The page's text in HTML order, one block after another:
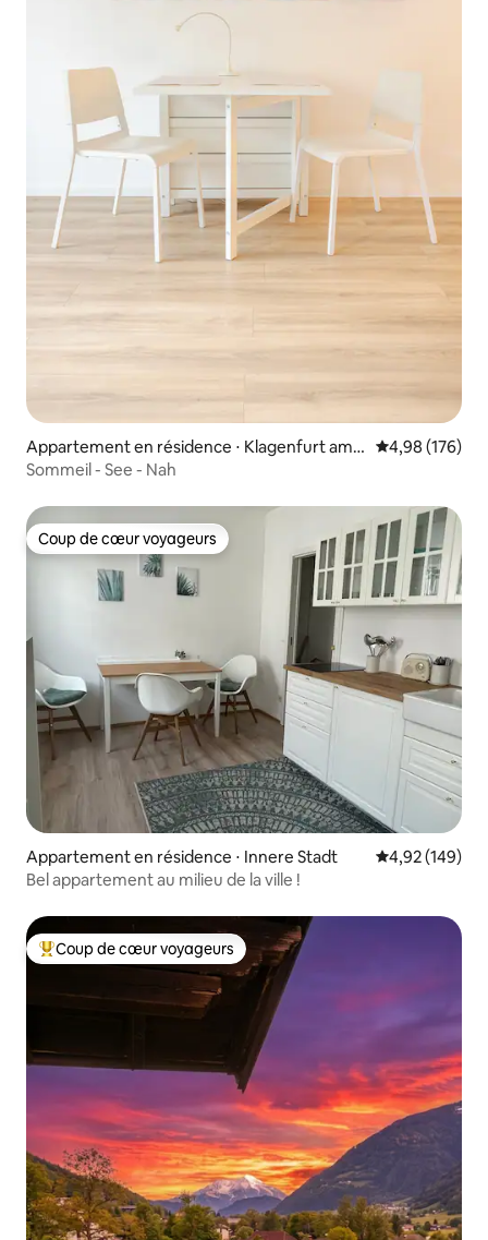
Appartement en résidence ⋅ Klagenfurt am
Wörthersee
Évaluation
4,98 (176)
Sommeil - See - Nah
Coup de cœur voyageurs
Coup de cœur voyageurs
Appartement en résidence ⋅ Innere Stadt Évaluation
4,92 (149)
Bel appartement au milieu de la ville !
Coups de cœur voyageurs les plus appréciés
Coup de cœur voyageurs